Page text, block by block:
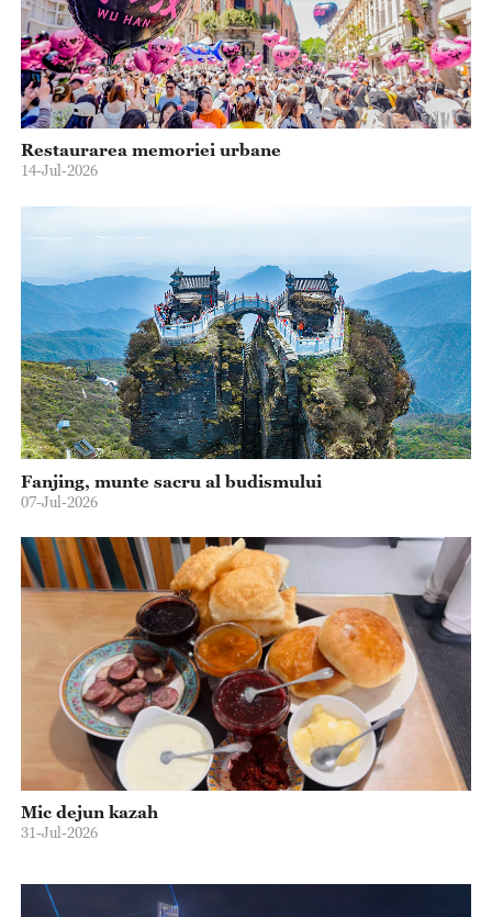
Restaurarea memoriei urbane
14-Jul-2026
Fanjing, munte sacru al budismului
07-Jul-2026
Mic dejun kazah
31-Jul-2026